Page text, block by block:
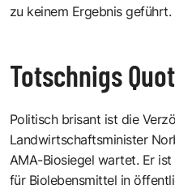
zu keinem Ergebnis geführt.
Totschnigs
Politisch brisant ist die
Landwirtschaftsminister
AMA-Biosiegel wartet. Er
für Biolebensmittel in